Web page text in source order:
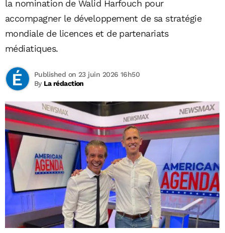
la nomination de Walid Harfouch pour
accompagner le développement de sa stratégie
mondiale de licences et de partenariats
médiatiques.
By La rédaction
Published on 23 juin 2026 16h50